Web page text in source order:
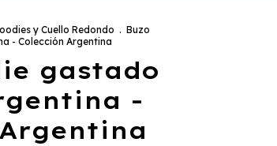
y Cuello Redondo . Buzo
- Colección Argentina
gastado
-